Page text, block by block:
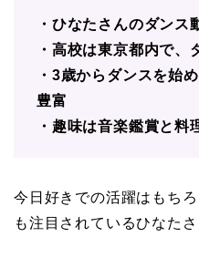
・ひなたさんのダンス
・高校は東京都内で、
・3歳からダンスを始
豊富
・趣味は音楽鑑賞と
今日好きでの活躍はもち
も注目されているひなたさ